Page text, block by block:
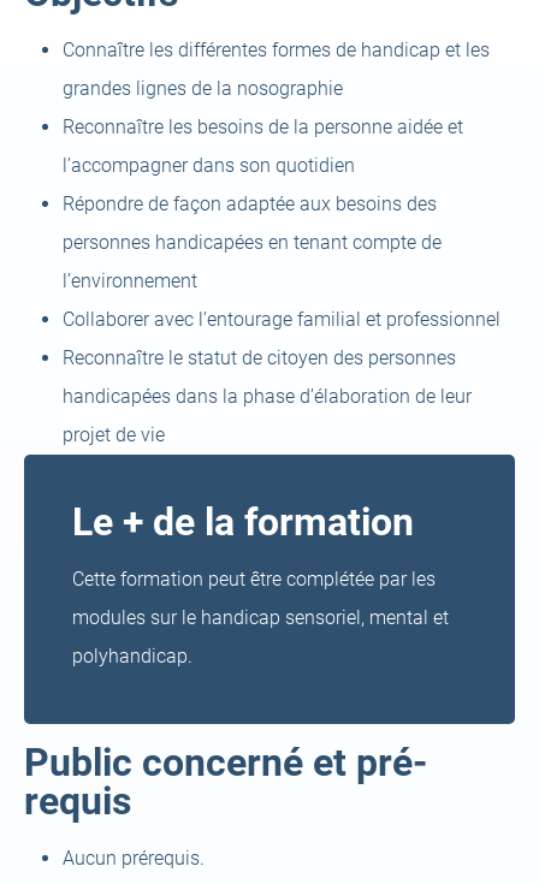
Connaître les différentes formes de handicap et les
grandes lignes de la nosographie
Reconnaître les besoins de la personne aidée et
l’accompagner dans son quotidien
Répondre de façon adaptée aux besoins des
personnes handicapées en tenant compte de
l’environnement
Collaborer avec l’entourage familial et professionnel
Reconnaître le statut de citoyen des personnes
handicapées dans la phase d’élaboration de leur
projet de vie
Le + de la formation
Cette formation peut être complétée par les
modules sur le handicap sensoriel, mental et
polyhandicap.
Public concerné et pré-
requis
Aucun prérequis.